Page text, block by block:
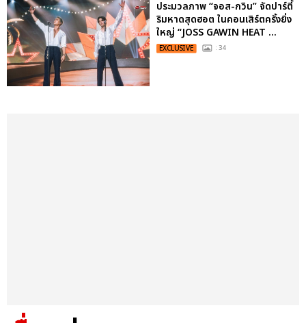
ประมวลภาพ “จอส-กวิน” จัดปาร์ตี้
ริมหาดสุดฮอต ในคอนเสิร์ตครั้งยิ่ง
ใหญ่ “JOSS GAWIN HEAT ...
EXCLUSIVE : 34